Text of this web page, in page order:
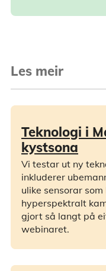
Les meir
Teknologi i
kystsona
Vi testar ut ny
inkluderer
ulike sensorar
hyperspektralt
gjort så langt på
webinaret.